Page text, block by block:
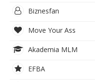
Biznesfan
Move Your Ass
Akademia MLM
EFBA